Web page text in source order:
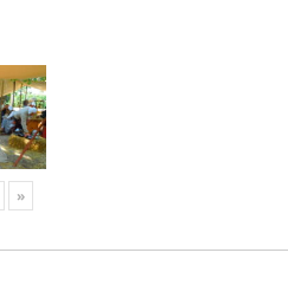
»